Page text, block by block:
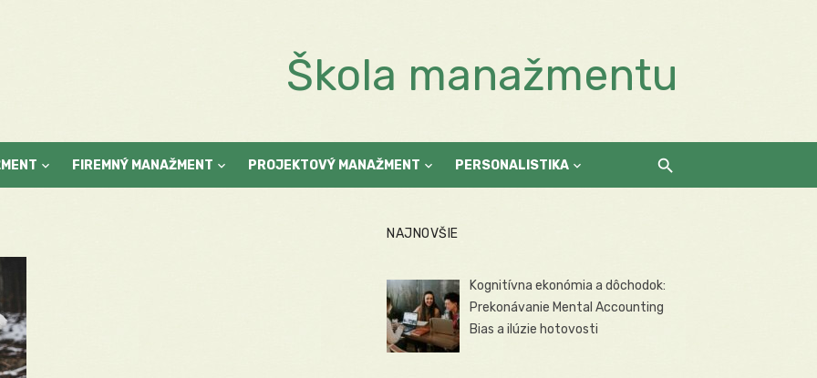
Škola manažmentu
FIREMNÝ MANAŽMENT PROJEKTOVÝ MANAŽMENT PERSONALISTIKA
NAJNOVŠIE
Kognitívna ekonómia a dôchodok:
Prekonávanie Mental Accounting
Bias a ilúzie hotovosti